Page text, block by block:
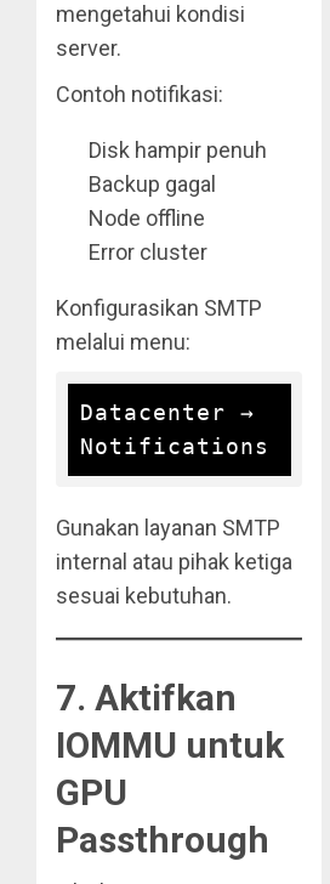
mengetahui kondisi
server.
Contoh notifikasi:
Disk hampir penuh
Backup gagal
Node offline
Error cluster
Konfigurasikan SMTP
melalui menu:
Datacenter →
Gunakan layanan SMTP
internal atau pihak ketiga
sesuai kebutuhan.
7. Aktifkan
IOMMU untuk
GPU
Passthrough